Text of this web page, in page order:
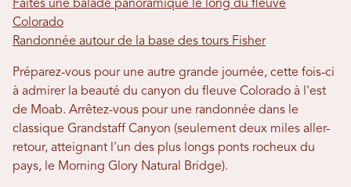
Faites une balade panoramique le long du fleuve
Colorado
Randonnée autour de la base des tours Fisher
Préparez-vous pour une autre grande journée, cette fois-ci
à admirer la beauté du canyon du fleuve Colorado à l'est
de Moab. Arrêtez-vous pour une randonnée dans le
classique Grandstaff Canyon (seulement deux miles aller-
retour, atteignant l'un des plus longs ponts rocheux du
pays, le Morning Glory Natural Bridge).